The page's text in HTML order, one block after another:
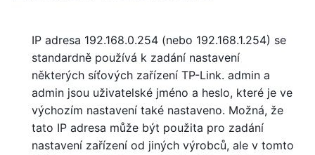
IP adresa 192.168.0.254 (nebo 192.168.1.254) se
standardně používá k zadání nastavení
některých síťových zařízení TP-Link. admin a
admin jsou uživatelské jméno a heslo, které je ve
výchozím nastavení také nastaveno. Možná, že
tato IP adresa může být použita pro zadání
nastavení zařízení od jiných výrobců, ale v tomto